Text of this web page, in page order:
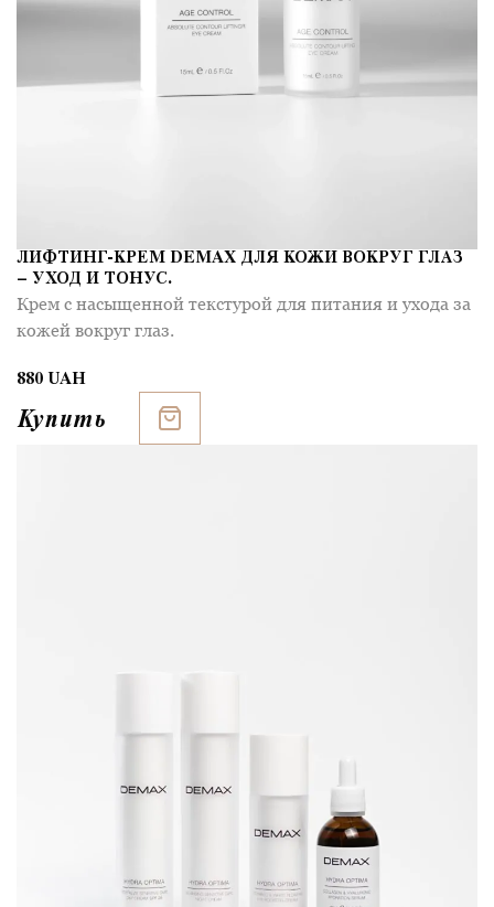
ЛИФТИНГ-КРЕМ DEMAX ДЛЯ КОЖИ ВОКРУГ ГЛАЗ
– УХОД И ТОНУС.
Крем с насыщенной текстурой для питания и ухода за
кожей вокруг глаз.
880 UAH
Купить